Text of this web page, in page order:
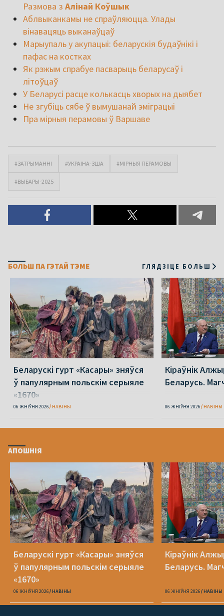
Размова з Алінай Коўшык
Аблвыканкамы не спраўляюцца. Улады
вінавацяць выканаўцаў
Марыупаль у акупацыі: беларускія будаўнікі і
пафас на костках
Як рэжым спрабуе пасварыць беларусаў і
літоўцаў
У Беларусі расце колькасць хворых на дыябет
Не згубіць сябе ў вымушанай эміграцыі
Пра мірныя перамовы ў Варшаве
#ЗАТРЫМАННІ #УКРАІНА-ЗША #МІРНЫЯ ПЕРАМОВЫ
#ВЫБАРЫ-2025
БОЛЬШ ПА ГЭТАЙ ТЭМЕ ГЛЯДЗІЦЕ БОЛЬШ
Беларускі гурт «Касары» зняўся
ў папулярным польскім серыяле
«1670»
06 ЖНІЎНЯ 2026 НАВІНЫ
Кіраўнік
Беларусь.
06 ЖНІЎНЯ 2026 НАВІНЫ
АПОШНІЯ
Беларускі гурт «Касары» зняўся
ў папулярным польскім серыяле
«1670»
06 ЖНІЎНЯ 2026 НАВІНЫ
Кіраўнік
Беларусь.
06 ЖНІЎНЯ 2026 НАВІНЫ